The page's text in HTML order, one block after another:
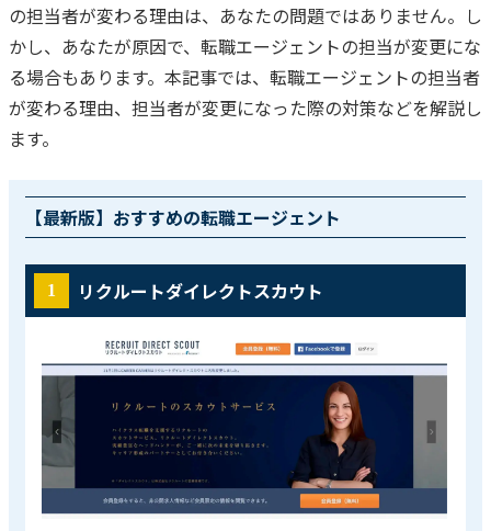
の担当者が変わる理由は、あなたの問題ではありません。 し
かし、あなたが原因で、転職エージェントの担当が変更にな
る場合もあります。 本記事では、転職エージェントの担当者
が変わる理由、担当者が変更になった際の対策などを解説し
ます。
【最新版】おすすめの転職エージェント
リクルートダイレクトスカウト